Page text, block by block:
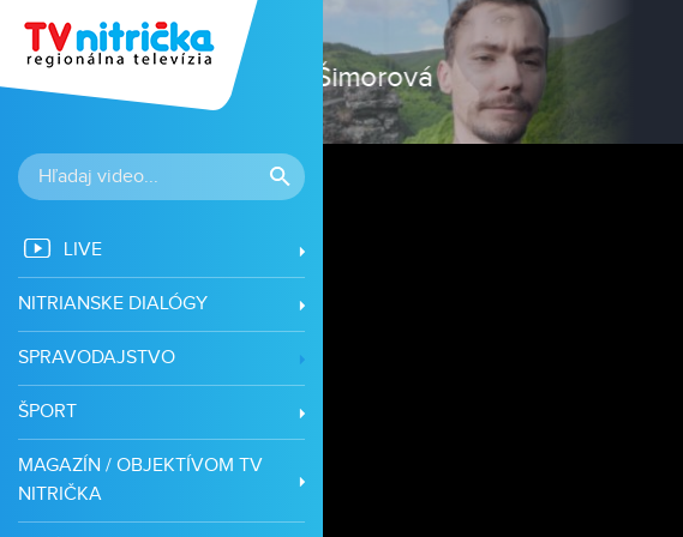
LIVE
NITRIANSKE DIALÓGY
SPRAVODAJSTVO
ŠPORT
MAGAZÍN / OBJEKTÍVOM TV
NITRIČKA